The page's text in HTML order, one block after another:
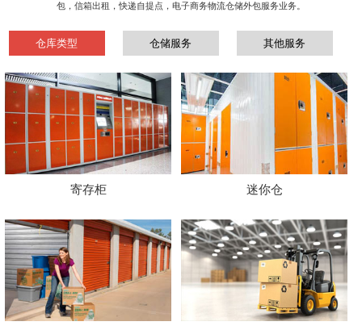
包，信箱出租，快递自提点，电子商务物流仓储外包服务业务。
仓库类型 仓储服务 其他服务
寄存柜 迷你仓